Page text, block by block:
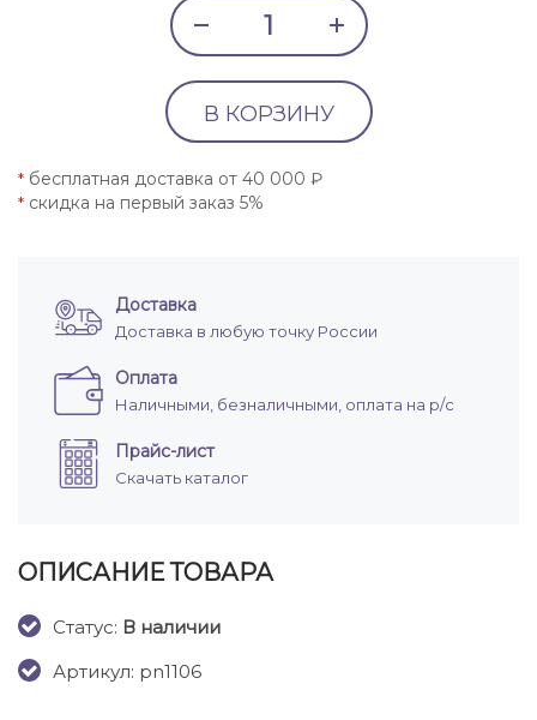
В КОРЗИНУ
* бесплатная доставка от 40 000 ₽
* скидка на первый заказ 5%
Доставка
Доставка в любую точку России
Оплата
Наличными, безналичными, оплата на р/с
Прайс-лист
Скачать каталог
ОПИСАНИЕ ТОВАРА
Cтатус: В наличии
Артикул: pn1106